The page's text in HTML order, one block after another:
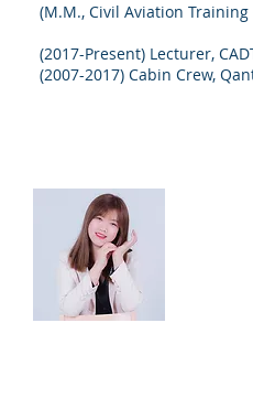
(M.M., Civil Aviation Training
(2017-Present) Lecturer,
(2007-2017) Cabin Crew,